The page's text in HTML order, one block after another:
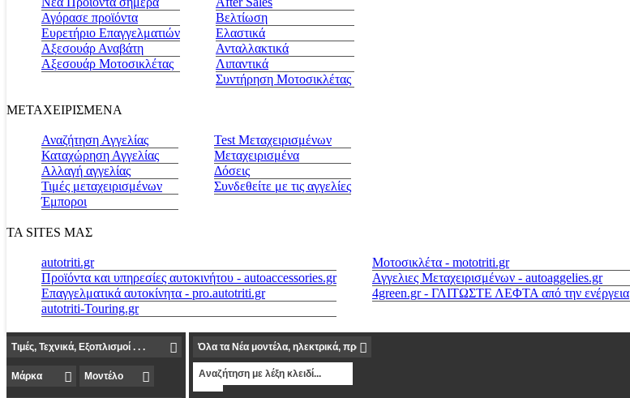
Αγόρασε προϊόντα
Ευρετήριο Επαγγελματιών
Αξεσουάρ Αναβάτη
Αξεσουάρ Μοτοσικλέτας
Βελτίωση
Ελαστικά
Ανταλλακτικά
Λιπαντικά
Συντήρηση Μοτοσικλέτας
ΜΕΤΑΧΕΙΡΙΣΜΕΝΑ
Αναζήτηση Αγγελίας
Καταχώρηση Αγγελίας
Αλλαγή αγγελίας
Τιμές μεταχειρισμένων
Έμποροι
Test Μεταχειρισμένων
Μεταχειρισμένα
Δόσεις
Συνδεθείτε με τις αγγελίες
ΤΑ SITES ΜΑΣ
autotriti.gr
Προϊόντα και υπηρεσίες αυτοκινήτου - autoaccessories.gr
Επαγγελματικά αυτοκίνητα - pro.autotriti.gr
autotriti-Touring.gr
Μοτοσικλέτα - mototriti.gr
Αγγελιες Μεταχειρισμένων - autoaggelies.gr
4green.gr - ΓΛΙΤΩΣΤΕ ΛΕΦΤΑ από την ενέργεια